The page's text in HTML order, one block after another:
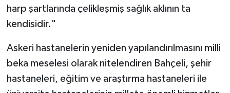
harp şartlarında çelikleşmiş sağlık aklının ta
kendisidir."
Askeri hastanelerin yeniden yapılandırılmasını milli
beka meselesi olarak nitelendiren Bahçeli, şehir
hastaneleri, eğitim ve araştırma hastaneleri ile